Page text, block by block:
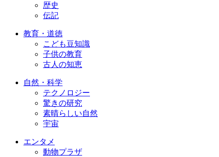
歴史
伝記
教育・道徳
こども豆知識
子供の教育
古人の知恵
自然・科学
テクノロジー
驚きの研究
素晴らしい自然
宇宙
エンタメ
動物プラザ